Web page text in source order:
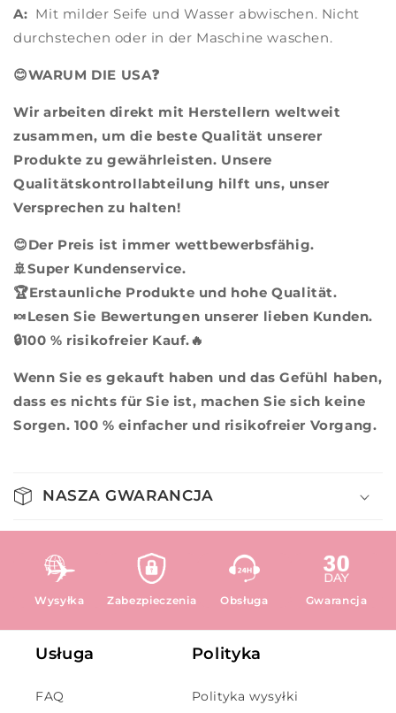
A: Mit milder Seife und Wasser abwischen. Nicht
durchstechen oder in der Maschine waschen.
😊WARUM DIE USA❓
Wir arbeiten direkt mit Herstellern weltweit
zusammen, um die beste Qualität unserer
Produkte zu gewährleisten. Unsere
Qualitätskontrollabteilung hilft uns, unser
Versprechen zu halten!
😊Der Preis ist immer wettbewerbsfähig.
🚢Super Kundenservice.
🏆Erstaunliche Produkte und hohe Qualität.
🍬Lesen Sie Bewertungen unserer lieben Kunden.
🔒100 % risikofreier Kauf.🔥
Wenn Sie es gekauft haben und das Gefühl haben,
dass es nichts für Sie ist, machen Sie sich keine
Sorgen. 100 % einfacher und risikofreier Vorgang.
NASZA GWARANCJA
Wysyłka Zabezpieczenia Obsługa Gwarancja
Usługa
FAQ
Polityka
Polityka wysyłki